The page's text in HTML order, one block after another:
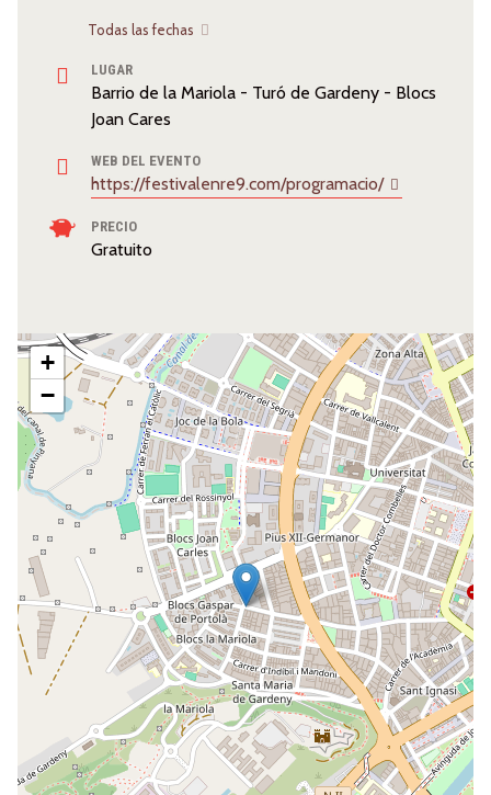
Todas las fechas
LUGAR
Barrio de la Mariola - Turó de Gardeny - Blocs
Joan Cares
WEB DEL EVENTO
https://festivalenre9.com/programacio/
PRECIO
Gratuito
+
−